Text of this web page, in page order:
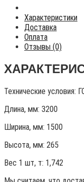
Характеристики
Доставка
Оплата
Отзывы (0)
Технические условия:
Длина, мм: 3200
Ширина, мм: 1500
Высота, мм: 265
Вес 1 шт, т: 1,742